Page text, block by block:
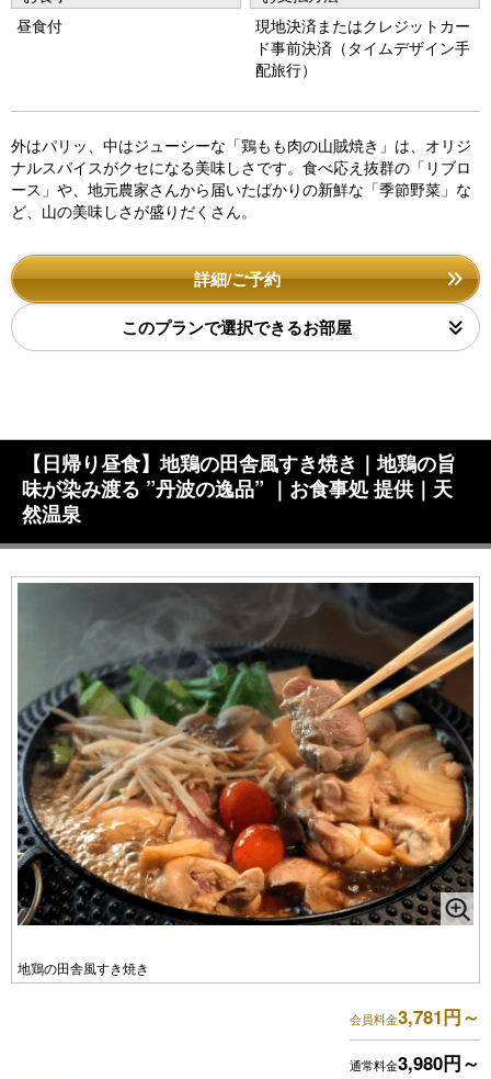
昼食付
現地決済またはクレジットカー
ド事前決済（タイムデザイン手
配旅行）
外はパリッ、中はジューシーな「鶏もも肉の山賊焼き」は、オリジ
ナルスパイスがクセになる美味しさです。食べ応え抜群の「リブロ
ース」や、地元農家さんから届いたばかりの新鮮な「季節野菜」な
ど、山の美味しさが盛りだくさん。
詳細/ご予約
このプランで選択できるお部屋
【日帰り昼食】地鶏の田舎風すき焼き｜地鶏の旨
味が染み渡る ”丹波の逸品” ｜お食事処 提供｜天
然温泉
地鶏の田舎風すき焼き
会員料金3,781円～
通常料金3,980円～